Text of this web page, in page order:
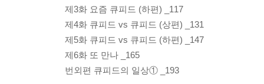
제3화 요즘 큐피드 (하편) _117
제4화 큐피드 vs 큐피드 (상편) _131
제5화 큐피드 vs 큐피드 (하편) _147
제6화 또 만나 _165
번외편 큐피드의 일상① _193